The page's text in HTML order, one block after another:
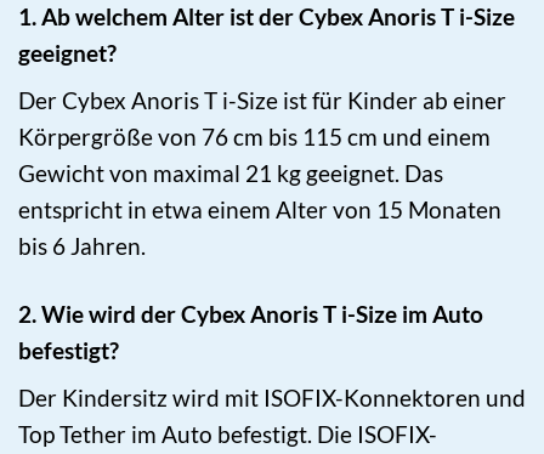
1. Ab welchem Alter ist der Cybex Anoris T i-Size
geeignet?
Der Cybex Anoris T i-Size ist für Kinder ab einer
Körpergröße von 76 cm bis 115 cm und einem
Gewicht von maximal 21 kg geeignet. Das
entspricht in etwa einem Alter von 15 Monaten
bis 6 Jahren.
2. Wie wird der Cybex Anoris T i-Size im Auto
befestigt?
Der Kindersitz wird mit ISOFIX-Konnektoren und
Top Tether im Auto befestigt. Die ISOFIX-